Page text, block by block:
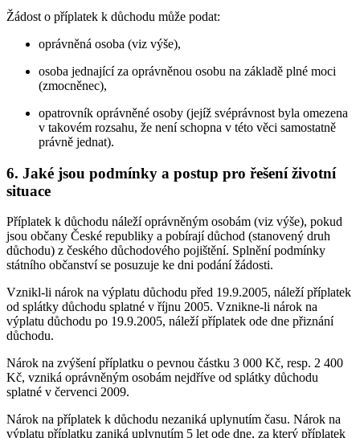
Žádost o příplatek k důchodu může podat:
oprávněná osoba (viz výše),
osoba jednající za oprávněnou osobu na základě plné moci
(zmocněnec),
opatrovník oprávněné osoby (jejíž svéprávnost byla omezena
v takovém rozsahu, že není schopna v této věci samostatně
právně jednat).
6. Jaké jsou podmínky a postup pro řešení životní
situace
Příplatek k důchodu náleží oprávněným osobám (viz výše), pokud
jsou občany České republiky a pobírají důchod (stanovený druh
důchodu) z českého důchodového pojištění. Splnění podmínky
státního občanství se posuzuje ke dni podání žádosti.
Vznikl-li nárok na výplatu důchodu před 19.9.2005, náleží příplatek
od splátky důchodu splatné v říjnu 2005. Vznikne-li nárok na
výplatu důchodu po 19.9.2005, náleží příplatek ode dne přiznání
důchodu.
Nárok na zvýšení příplatku o pevnou částku 3 000 Kč, resp. 2 400
Kč, vzniká oprávněným osobám nejdříve od splátky důchodu
splatné v červenci 2009.
Nárok na příplatek k důchodu nezaniká uplynutím času. Nárok na
výplatu příplatku zaniká uplynutím 5 let ode dne, za který příplatek